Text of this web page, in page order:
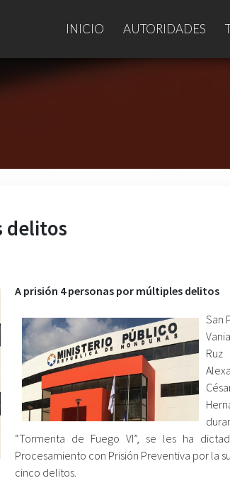
INICIO AUTORIDADES
delitos
A prisión 4 personas por múltiples delitos
San
“Tormenta de Fuego VI”, se les ha
Procesamiento con Prisión Preventiva por la
cinco delitos.